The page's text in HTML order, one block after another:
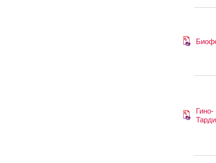
Гино-